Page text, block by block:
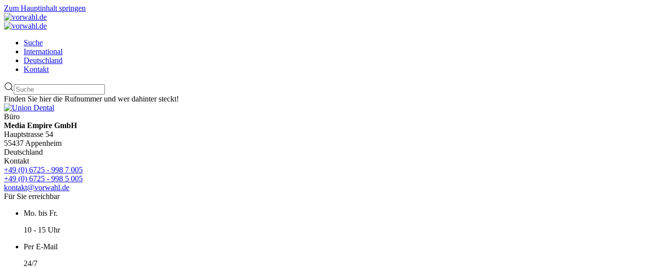
Zum Hauptinhalt springen
Suche
International
Deutschland
Kontakt
Finden Sie hier die Rufnummer und wer dahinter steckt!
Büro
Media Empire GmbH
Hauptstrasse 54
55437 Appenheim
Deutschland
Kontakt
+49 (0) 6725 - 998 7 005
+49 (0) 6725 - 998 5 005
kontakt@vorwahl.de
Für Sie erreichbar
Mo. bis Fr.
10 - 15 Uhr
Per E-Mail
24/7